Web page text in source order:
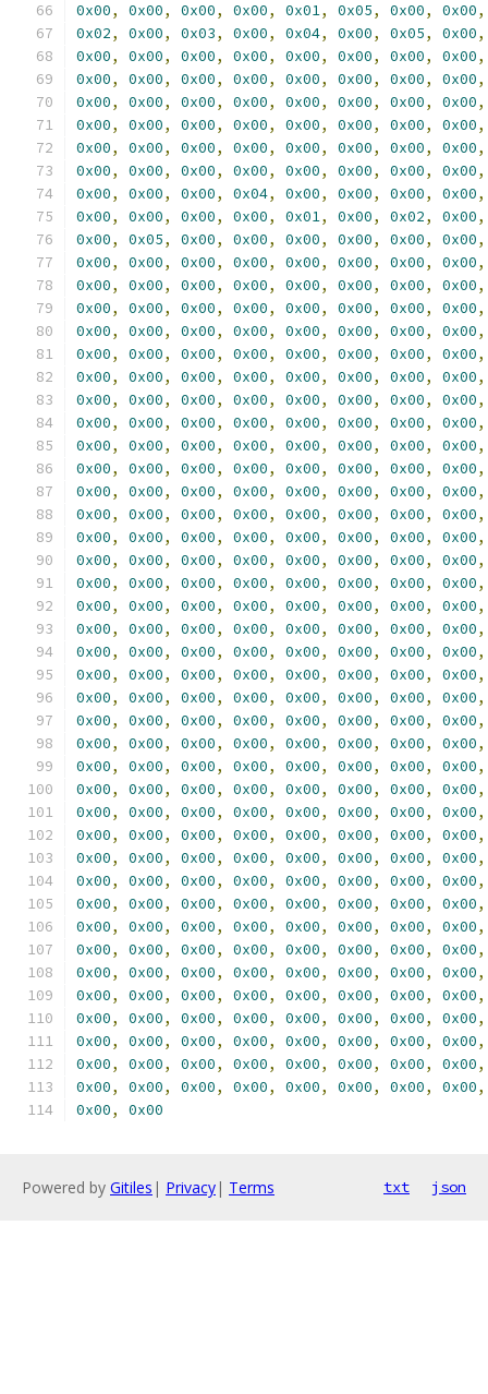
0x00, 0x00, 0x00, 0x00, 0x01, 0x05, 0x00, 0x00,
0x02, 0x00, 0x03, 0x00, 0x04, 0x00, 0x05, 0x00,
0x00, 0x00, 0x00, 0x00, 0x00, 0x00, 0x00, 0x00,
0x00, 0x00, 0x00, 0x00, 0x00, 0x00, 0x00, 0x00,
0x00, 0x00, 0x00, 0x00, 0x00, 0x00, 0x00, 0x00,
0x00, 0x00, 0x00, 0x00, 0x00, 0x00, 0x00, 0x00,
0x00, 0x00, 0x00, 0x00, 0x00, 0x00, 0x00, 0x00,
0x00, 0x00, 0x00, 0x00, 0x00, 0x00, 0x00, 0x00,
0x00, 0x00, 0x00, 0x04, 0x00, 0x00, 0x00, 0x00,
0x00, 0x00, 0x00, 0x00, 0x01, 0x00, 0x02, 0x00,
0x00, 0x05, 0x00, 0x00, 0x00, 0x00, 0x00, 0x00,
0x00, 0x00, 0x00, 0x00, 0x00, 0x00, 0x00, 0x00,
0x00, 0x00, 0x00, 0x00, 0x00, 0x00, 0x00, 0x00,
0x00, 0x00, 0x00, 0x00, 0x00, 0x00, 0x00, 0x00,
0x00, 0x00, 0x00, 0x00, 0x00, 0x00, 0x00, 0x00,
0x00, 0x00, 0x00, 0x00, 0x00, 0x00, 0x00, 0x00,
0x00, 0x00, 0x00, 0x00, 0x00, 0x00, 0x00, 0x00,
0x00, 0x00, 0x00, 0x00, 0x00, 0x00, 0x00, 0x00,
0x00, 0x00, 0x00, 0x00, 0x00, 0x00, 0x00, 0x00,
0x00, 0x00, 0x00, 0x00, 0x00, 0x00, 0x00, 0x00,
0x00, 0x00, 0x00, 0x00, 0x00, 0x00, 0x00, 0x00,
0x00, 0x00, 0x00, 0x00, 0x00, 0x00, 0x00, 0x00,
0x00, 0x00, 0x00, 0x00, 0x00, 0x00, 0x00, 0x00,
0x00, 0x00, 0x00, 0x00, 0x00, 0x00, 0x00, 0x00,
0x00, 0x00, 0x00, 0x00, 0x00, 0x00, 0x00, 0x00,
0x00, 0x00, 0x00, 0x00, 0x00, 0x00, 0x00, 0x00,
0x00, 0x00, 0x00, 0x00, 0x00, 0x00, 0x00, 0x00,
0x00, 0x00, 0x00, 0x00, 0x00, 0x00, 0x00, 0x00,
0x00, 0x00, 0x00, 0x00, 0x00, 0x00, 0x00, 0x00,
0x00, 0x00, 0x00, 0x00, 0x00, 0x00, 0x00, 0x00,
0x00, 0x00, 0x00, 0x00, 0x00, 0x00, 0x00, 0x00,
0x00, 0x00, 0x00, 0x00, 0x00, 0x00, 0x00, 0x00,
0x00, 0x00, 0x00, 0x00, 0x00, 0x00, 0x00, 0x00,
0x00, 0x00, 0x00, 0x00, 0x00, 0x00, 0x00, 0x00,
0x00, 0x00, 0x00, 0x00, 0x00, 0x00, 0x00, 0x00,
0x00, 0x00, 0x00, 0x00, 0x00, 0x00, 0x00, 0x00,
0x00, 0x00, 0x00, 0x00, 0x00, 0x00, 0x00, 0x00,
0x00, 0x00, 0x00, 0x00, 0x00, 0x00, 0x00, 0x00,
0x00, 0x00, 0x00, 0x00, 0x00, 0x00, 0x00, 0x00,
0x00, 0x00, 0x00, 0x00, 0x00, 0x00, 0x00, 0x00,
0x00, 0x00, 0x00, 0x00, 0x00, 0x00, 0x00, 0x00,
0x00, 0x00, 0x00, 0x00, 0x00, 0x00, 0x00, 0x00,
0x00, 0x00, 0x00, 0x00, 0x00, 0x00, 0x00, 0x00,
0x00, 0x00, 0x00, 0x00, 0x00, 0x00, 0x00, 0x00,
0x00, 0x00, 0x00, 0x00, 0x00, 0x00, 0x00, 0x00,
0x00, 0x00, 0x00, 0x00, 0x00, 0x00, 0x00, 0x00,
0x00, 0x00, 0x00, 0x00, 0x00, 0x00, 0x00, 0x00,
0x00, 0x00, 0x00, 0x00, 0x00, 0x00, 0x00, 0x00,
0x00, 0x00
Powered by Gitiles | Privacy| Terms txt json